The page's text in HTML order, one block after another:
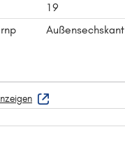
19
Außensechskant